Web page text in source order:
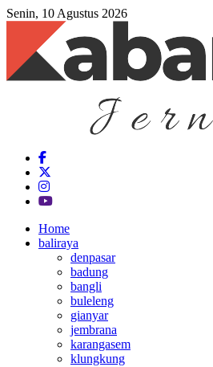
Senin, 10 Agustus 2026
Home
baliraya
denpasar
badung
bangli
buleleng
gianyar
jembrana
karangasem
klungkung